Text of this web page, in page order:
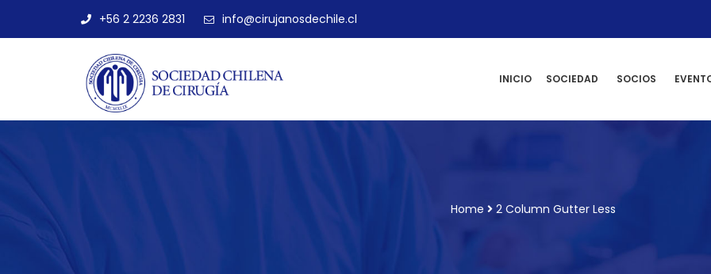
+56 2 2236 2831 info@cirujanosdechile.cl
INICIO SOCIEDAD SOCIOS
Home 2 Column Gutter Less